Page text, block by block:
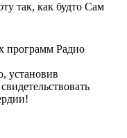
так, как будто Сам
программ Радио
установив